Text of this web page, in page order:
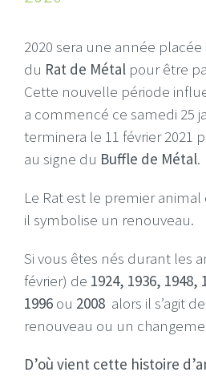
2020 sera une année
du Rat de Métal pour être
Cette nouvelle période
a commencé ce samedi 25
terminera le 11 février 2021
au signe du Buffle de Métal.
Le Rat est le premier
il symbolise un renouveau.
Si vous êtes nés durant les
février) de 1924, 1936, 1948,
1996 ou 2008 alors il s’agit
renouveau ou un
D’où vient cette histoire